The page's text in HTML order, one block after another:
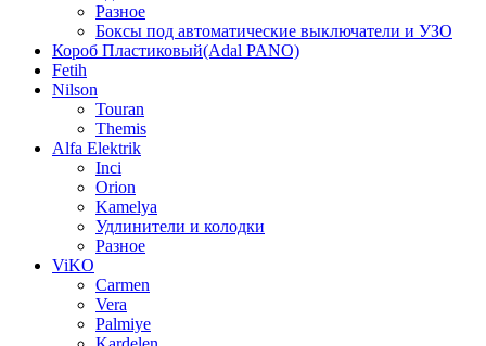
Разное
Боксы под автоматические выключатели и УЗО
Короб Пластиковый(Adal PANO)
Fetih
Nilson
Touran
Themis
Alfa Elektrik
Inci
Orion
Kamelya
Удлинители и колодки
Разное
ViKO
Carmen
Vera
Palmiye